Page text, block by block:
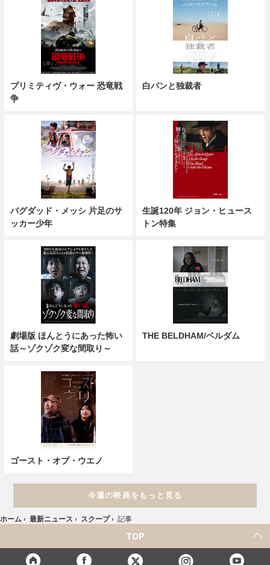
プリミティヴ・ウォー 恐竜戦
争
白パンと独裁者
バグダッド・メッシ 片足のサ
ッカー少年
生誕120年 ジョン・ヒュース
トン特集
劇場版 ほんとうにあった怖い
話～ゾクゾク変な間取り～
THE BELDHAM/ベルダム
ゴースト・オブ・ウエノ
今週の映画をもっと見る
ホーム › 最新ニュース › スクープ › 記事
TOP